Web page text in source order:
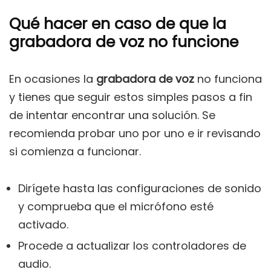
Qué hacer en caso de que la
grabadora de voz no funcione
En ocasiones la grabadora de voz no funciona
y tienes que seguir estos simples pasos a fin
de intentar encontrar una solución. Se
recomienda probar uno por uno e ir revisando
si comienza a funcionar.
Dirígete hasta las configuraciones de sonido
y comprueba que el micrófono esté
activado.
Procede a actualizar los controladores de
audio.